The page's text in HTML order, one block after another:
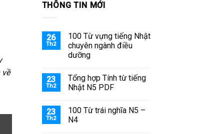
về
THÔNG TIN MỚI
26
Th2
100 Từ vựng tiếng Nhật
chuyên ngành điều
dưỡng
23
Th2
Tổng hợp Tính từ tiếng
Nhật N5 PDF
23
Th2
100 Từ trái nghĩa N5 –
N4